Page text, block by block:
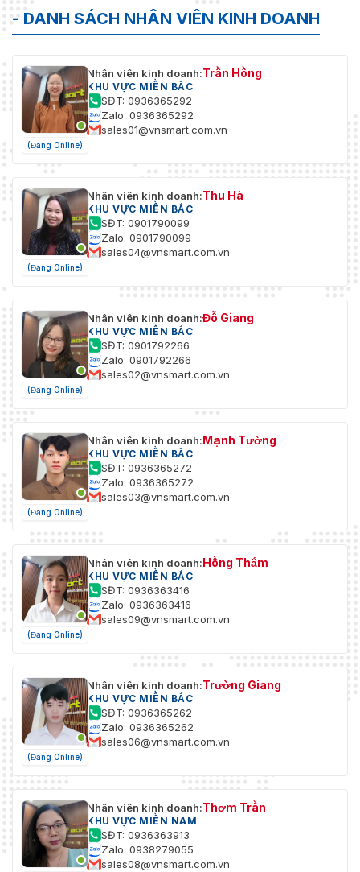
- DANH SÁCH NHÂN VIÊN KINH DOANH
(Đang Online)
Nhân viên kinh doanh:Trần Hồng
KHU VỰC MIỀN BẮC
SĐT: 0936365292
Zalo: 0936365292
sales01@vnsmart.com.vn
(Đang Online)
Nhân viên kinh doanh:Thu Hà
KHU VỰC MIỀN BẮC
SĐT: 0901790099
Zalo: 0901790099
sales04@vnsmart.com.vn
(Đang Online)
Nhân viên kinh doanh:Đỗ Giang
KHU VỰC MIỀN BẮC
SĐT: 0901792266
Zalo: 0901792266
sales02@vnsmart.com.vn
(Đang Online)
Nhân viên kinh doanh:Mạnh Tường
KHU VỰC MIỀN BẮC
SĐT: 0936365272
Zalo: 0936365272
sales03@vnsmart.com.vn
(Đang Online)
Nhân viên kinh doanh:Hồng Thắm
KHU VỰC MIỀN BẮC
SĐT: 0936363416
Zalo: 0936363416
sales09@vnsmart.com.vn
(Đang Online)
Nhân viên kinh doanh:Trường Giang
KHU VỰC MIỀN BẮC
SĐT: 0936365262
Zalo: 0936365262
sales06@vnsmart.com.vn
Nhân viên kinh doanh:Thơm Trần
KHU VỰC MIỀN NAM
SĐT: 0936363913
Zalo: 0938279055
sales08@vnsmart.com.vn